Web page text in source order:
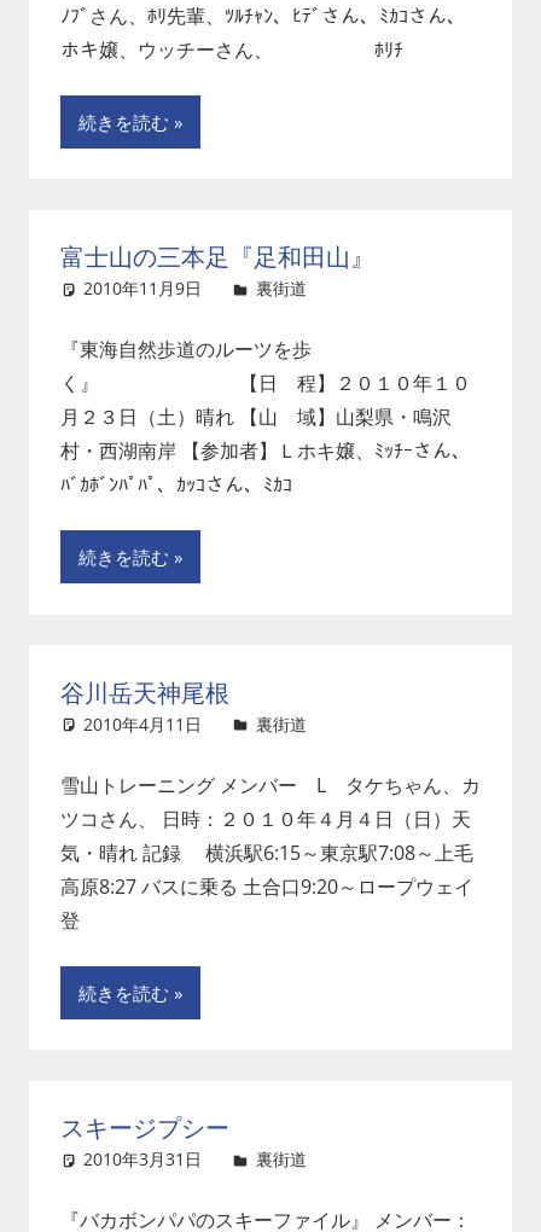
ﾉﾌﾞさん、ﾎﾘ先輩、ﾂﾙﾁｬﾝ、ﾋﾃﾞさん、ﾐｶｺさん、
ホキ嬢、ウッチーさん、 ﾎﾘﾁ
続きを読む
富士山の三本足『足和田山』
2010年11月9日 裏街道
『東海自然歩道のルーツを歩
く』 【日 程】２０１０年１０
月２３日（土）晴れ 【山 域】山梨県・鳴沢
村・西湖南岸 【参加者】Ｌホキ嬢、ﾐｯﾁｰさん、
ﾊﾞｶﾎﾞﾝﾊﾟﾊﾟ、ｶｯｺさん、ﾐｶｺ
続きを読む
谷川岳天神尾根
2010年4月11日 裏街道
雪山トレーニング メンバー L タケちゃん、カ
ツコさん、 日時：２０１０年４月４日（日）天
気・晴れ 記録 横浜駅6:15～東京駅7:08～上毛
高原8:27 バスに乗る 土合口9:20～ロープウェイ
登
続きを読む
スキージプシー
2010年3月31日 裏街道
『バカボンパパのスキーファイル』 メンバー：